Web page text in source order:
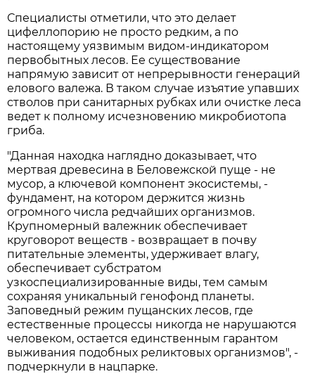
Специалисты отметили, что это делает
цифеллопорию не просто редким, а по
настоящему уязвимым видом-индикатором
первобытных лесов. Ее существование
напрямую зависит от непрерывности генераций
елового валежа. В таком случае изъятие упавших
стволов при санитарных рубках или очистке леса
ведет к полному исчезновению микробиотопа
гриба.
"Данная находка наглядно доказывает, что
мертвая древесина в Беловежской пуще - не
мусор, а ключевой компонент экосистемы, -
фундамент, на котором держится жизнь
огромного числа редчайших организмов.
Крупномерный валежник обеспечивает
круговорот веществ - возвращает в почву
питательные элементы, удерживает влагу,
обеспечивает субстратом
узкоспециализированные виды, тем самым
сохраняя уникальный генофонд планеты.
Заповедный режим пущанских лесов, где
естественные процессы никогда не нарушаются
человеком, остается единственным гарантом
выживания подобных реликтовых организмов", -
подчеркнули в нацпарке.